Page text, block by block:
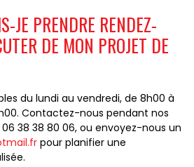
JE PRENDRE RENDEZ-
DE MON PROJET DE
du lundi au vendredi, de 8h00 à
Contactez-nous pendant nos
38 38 80 06, ou envoyez-nous un
pour planifier une